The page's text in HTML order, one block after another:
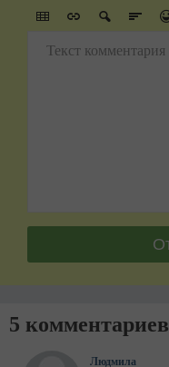
Текст комментария
5 комментариев
Людмила